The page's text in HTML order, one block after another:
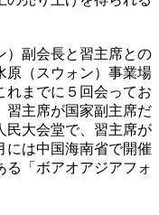
）副会長と習主席との
原（スウォン）事業場
れまでに５回会ってお
習主席が国家副主席だ
民大会堂で、習主席が
には中国海南省で開催
る「ボアオアジアフォ